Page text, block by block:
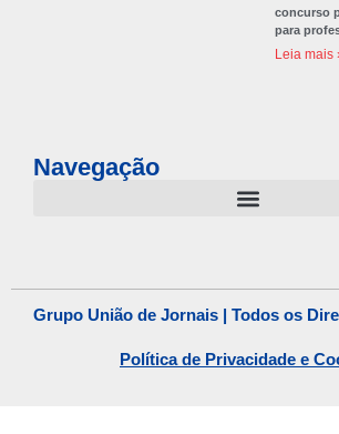
concurso
para
Leia mais
Navegação
Grupo União de Jornais | Todos os
Política de Privacidade e